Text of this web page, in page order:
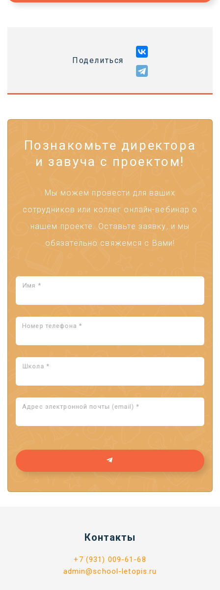
Поделиться
Познакомьте директора
и завуча с проектом!
Мы можем провести для ваших
сотрудников или коллег онлайн-вебинар о
нашем проекте. Оставьте заявку, и мы
обязательно свяжемся с Вами!
Имя *
Номер телефона *
Школа *
Адрес электронной почты (email) *
Контакты
+7 (931) 009-61-68
admin@school-letopis.ru